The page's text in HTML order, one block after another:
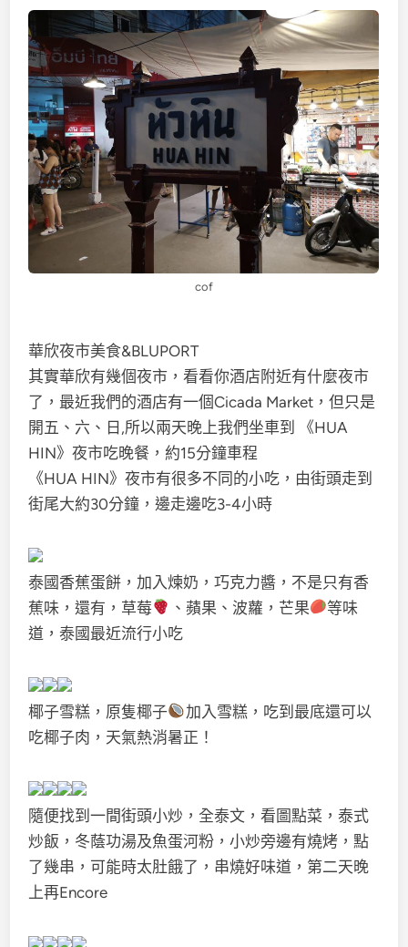
cof
華欣夜市美食&BLUPORT
其實華欣有幾個夜市，看看你酒店附近有什麼夜市
了，最近我們的酒店有一個Cicada Market，但只是
開五、六、日,所以兩天晚上我們坐車到 《HUA
HIN》夜市吃晚餐，約15分鐘車程
《HUA HIN》夜市有很多不同的小吃，由街頭走到
街尾大約30分鐘，邊走邊吃3-4小時
泰國香蕉蛋餅，加入煉奶，巧克力醬，不是只有香
蕉味，還有，草莓
、蘋果、波蘿，芒果
等味
道，泰國最近流行小吃
椰子雪糕，原隻椰子
加入雪糕，吃到最底還可以
吃椰子肉，天氣熱消暑正！
隨便找到一間街頭小炒，全泰文，看圖點菜，泰式
炒飯，冬蔭功湯及魚蛋河粉，小炒旁邊有燒烤，點
了幾串，可能時太肚餓了，串燒好味道，第二天晚
上再Encore